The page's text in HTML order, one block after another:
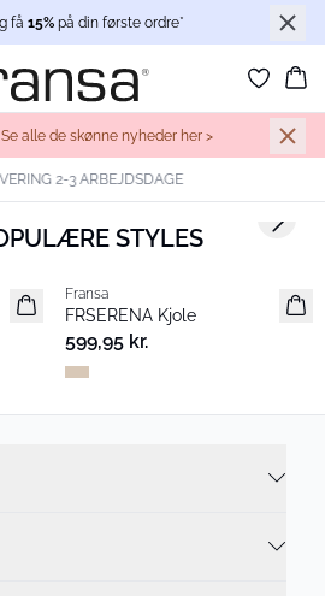
få 15% på din første ordre*
alle de skønne nyheder her >
2-3 ARBEJDSDAGE
NYHEDER
STYLES
Nyhed
Fransa
FRSERENA Kjole
599,95 kr.
Next